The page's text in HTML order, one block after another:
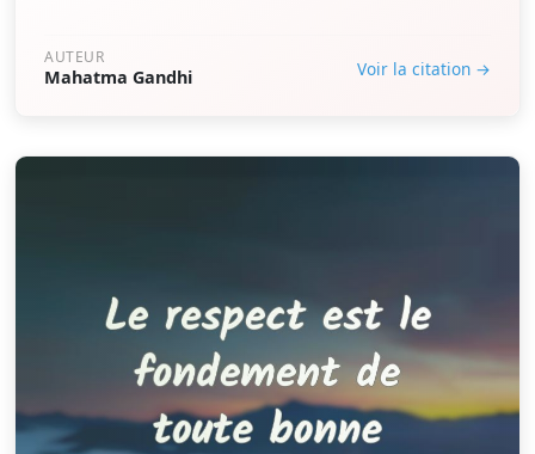
AUTEUR
Mahatma Gandhi Voir la citation →